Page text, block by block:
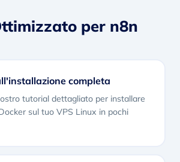
per n8n
completa
tutorial dettagliato per installare
sul tuo VPS Linux in pochi